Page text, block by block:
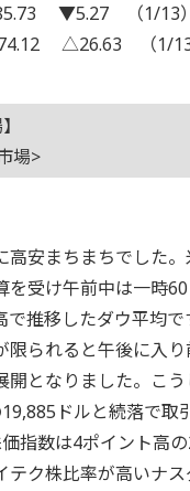
▼5.27 （1/13）
△26.63 （1/13
場>
高安まちまちでした
を受け午前中は一時
で推移したダウ平均
限られると午後に入
開となりました。こ
ドルと続落で取
指数は4ポイント高
テク株比率が高いナ